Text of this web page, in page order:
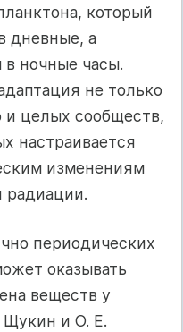
который
дневные, а
в ночные часы.
не только
и целых сообществ,
настраивается
изменениям
радиации.
периодических
оказывать
веществ у
Щукин и О. Е.